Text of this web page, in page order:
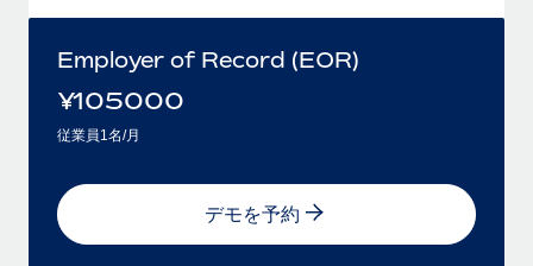
Employer of Record (EOR)
¥105000
従業員1名/月
デモを予約